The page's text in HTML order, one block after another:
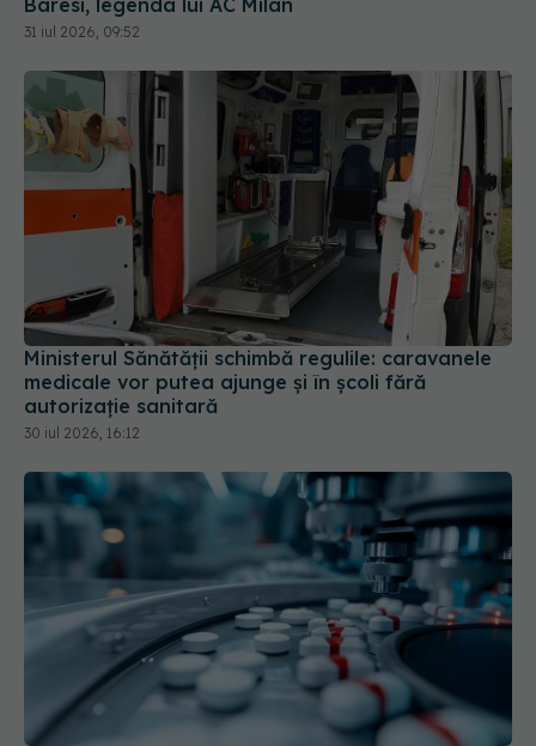
Ministerul Sănătății schimbă regulile: caravanele
medicale vor putea ajunge și în școli fără
autorizație sanitară
30 iul 2026, 16:12
Pacienții ar putea avea acces mai rapid la
tratamente. UNIFARM anunță un parteneriat
important
04 aug 2026, 12:30